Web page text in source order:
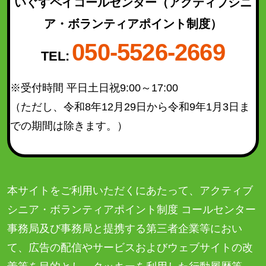
太白区
(130)
青葉区（宮城総合支所管内）(21)
検索結果を表示
ア・ボランティアポイント制度）
TEL: 050-5526-2669
※受付時間 平日土日祝9:00～17:00
（ただし、令和8年12月29日から令和9年1月3日ま
での期間は除きます。）
本サイトをご利用いただくにあたって、アクティブ
シニア・ボランティアポイント制度 コールセンター
事務局及び事務局と提携する第三者企業等におい
て、広告の配信やサービスおよびウェブサイトの改